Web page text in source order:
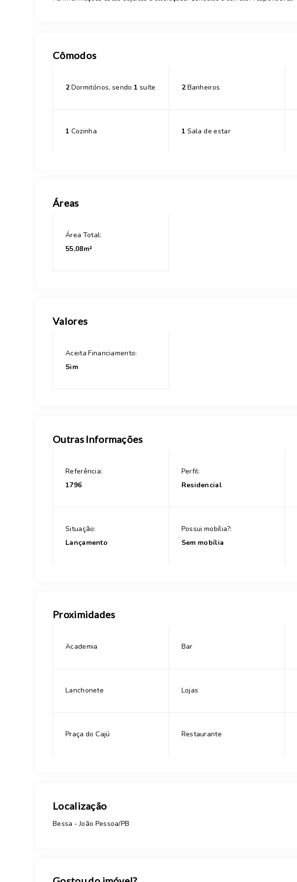
Cômodos
2Dormitórios, sendo 1 suíte 2Banheiros
1 Cozinha 1 Sala de estar
Áreas
Área Total:
55,08m²
Valores
Aceita Financiamento:
Sim
Outras Informações
Referência:
1796
Perfil:
Residencial
Situação:
Lançamento
Possui mobília?:
Sem mobília
Proximidades
Academia Bar
Lanchonete Lojas
Praça do Cajú Restaurante
Localização
Bessa - João Pessoa/PB